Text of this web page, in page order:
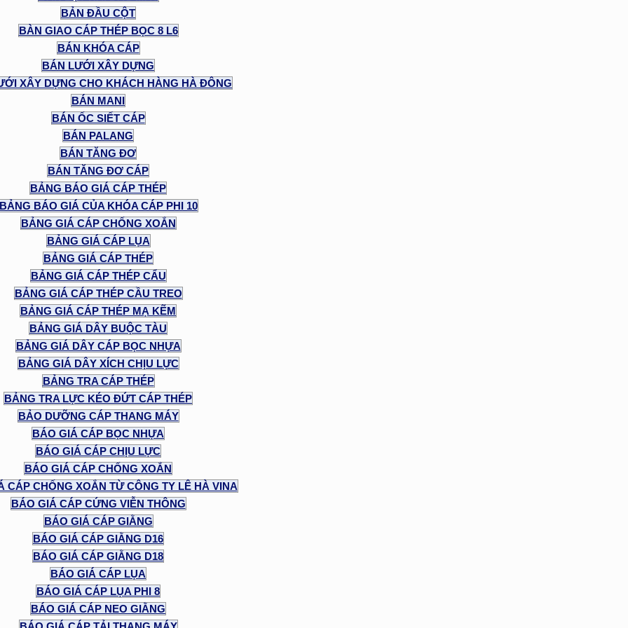
BẢN ĐẦU CỘT
BÀN GIAO CÁP THÉP BỌC 8 L6
BÁN KHÓA CÁP
BÁN LƯỚI XÂY DỰNG
XÂY DỰNG CHO KHÁCH HÀNG HÀ ĐÔNG
BÁN MANI
BÁN ỐC SIẾT CÁP
BÁN PALANG
BÁN TĂNG ĐƠ
BÁN TĂNG ĐƠ CÁP
BẢNG BÁO GIÁ CÁP THÉP
BẢNG BÁO GIÁ CỦA KHÓA CÁP PHI 10
BẢNG GIÁ CÁP CHỐNG XOẮN
BẢNG GIÁ CÁP LỤA
BẢNG GIÁ CÁP THÉP
BẢNG GIÁ CÁP THÉP CẨU
BẢNG GIÁ CÁP THÉP CẦU TREO
BẢNG GIÁ CÁP THÉP MẠ KẼM
BẢNG GIÁ DÂY BUỘC TÀU
BẢNG GIÁ DÂY CÁP BỌC NHỰA
BẢNG GIÁ DÂY XÍCH CHỊU LỰC
BẢNG TRA CÁP THÉP
BẢNG TRA LỰC KÉO ĐỨT CÁP THÉP
BẢO DƯỠNG CÁP THANG MÁY
BÁO GIÁ CÁP BỌC NHỰA
BÁO GIÁ CÁP CHỊU LỰC
BÁO GIÁ CÁP CHỐNG XOẮN
CÁP CHỐNG XOẮN TỪ CÔNG TY LÊ HÀ VINA
BÁO GIÁ CÁP CỨNG VIỄN THÔNG
BÁO GIÁ CÁP GIẰNG
BÁO GIÁ CÁP GIẰNG D16
BÁO GIÁ CÁP GIẰNG D18
BÁO GIÁ CÁP LỤA
BÁO GIÁ CÁP LỤA PHI 8
BÁO GIÁ CÁP NEO GIẰNG